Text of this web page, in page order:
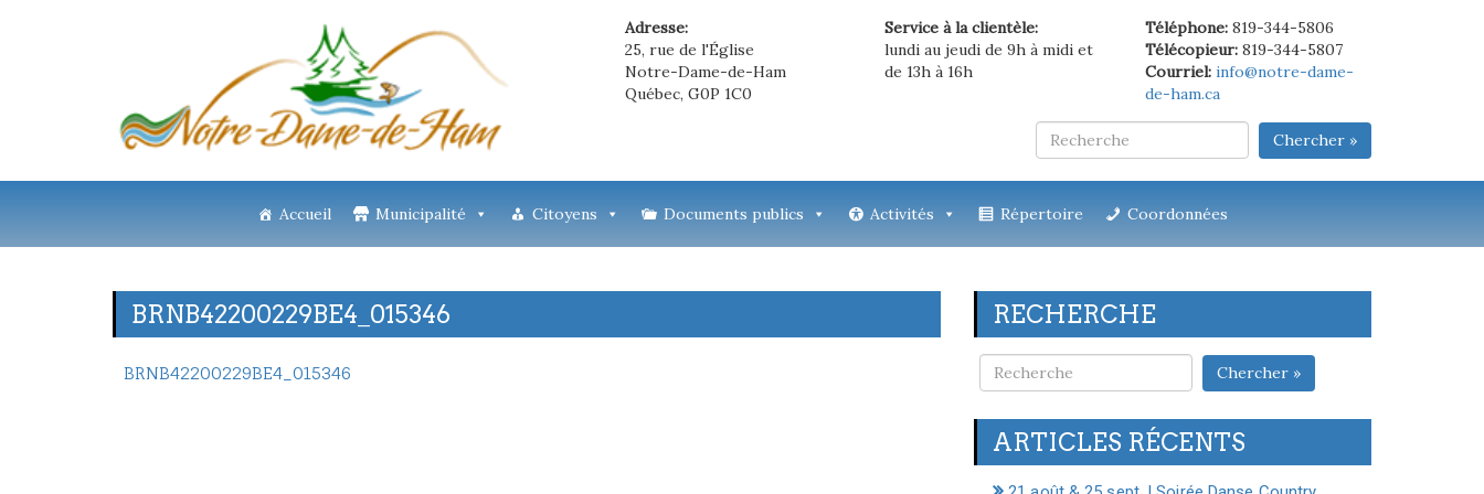
Adresse:
25, rue de l'Église
Notre-Dame-de-Ham
Québec, G0P 1C0
Service à la clientèle:
lundi au jeudi de 9h à midi et
de 13h à 16h
Téléphone:819-344-5806
Télécopieur:819-344-5807
Courriel: info@notre-dame-
de-ham.ca
Chercher »
Accueil Municipalité Citoyens Documents publics Activités Répertoire Coordonnées
BRNB42200229BE4_015346
BRNB42200229BE4_015346
RECHERCHE
Chercher »
ARTICLES RÉCENTS